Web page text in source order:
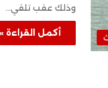
وذلك عقب تلقي…
أكمل القراءة »